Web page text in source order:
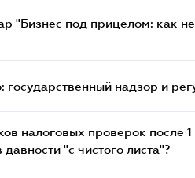
"Бизнес под прицелом: как
государственный надзор и
налоговых проверок после
"с чистого листа"?